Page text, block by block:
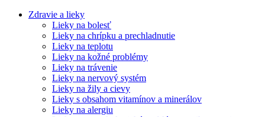
Zdravie a lieky
Lieky na bolesť
Lieky na chrípku a prechladnutie
Lieky na teplotu
Lieky na kožné problémy
Lieky na trávenie
Lieky na nervový systém
Lieky na žily a cievy
Lieky s obsahom vitamínov a minerálov
Lieky na alergiu